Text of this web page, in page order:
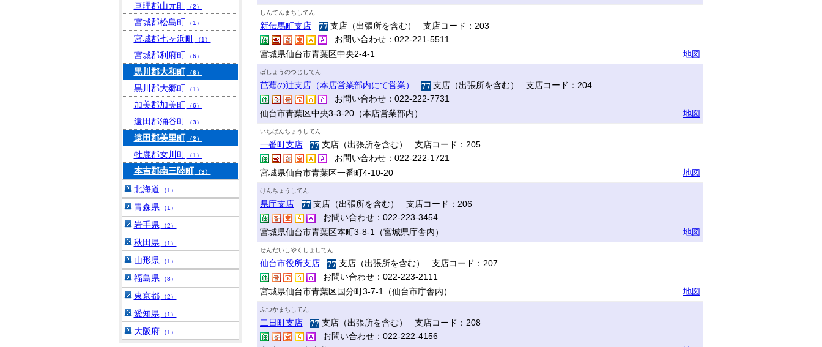
しんてんまちしてん
新伝馬町支店
支店（出張所を含む） 支店コード：203
お問い合わせ：022-221-5511
宮城県仙台市青葉区中央2-4-1
地図
ばしょうのつじしてん
芭蕉の辻支店（本店営業部内にて営業）
支店（出張所を含む） 支店コード：204
お問い合わせ：022-222-7731
仙台市青葉区中央3-3-20（本店営業部内）
地図
いちばんちょうしてん
一番町支店
支店（出張所を含む） 支店コード：205
お問い合わせ：022-222-1721
宮城県仙台市青葉区一番町4-10-20
地図
けんちょうしてん
県庁支店
支店（出張所を含む） 支店コード：206
お問い合わせ：022-223-3454
宮城県仙台市青葉区本町3-8-1（宮城県庁舎内）
地図
せんだいしやくしょしてん
仙台市役所支店
支店（出張所を含む） 支店コード：207
お問い合わせ：022-223-2111
宮城県仙台市青葉区国分町3-7-1（仙台市庁舎内）
地図
ふつかまちしてん
二日町支店
支店（出張所を含む） 支店コード：208
お問い合わせ：022-222-4156
亘理郡山元町 （2）
宮城郡松島町 （1）
宮城郡七ヶ浜町 （1）
宮城郡利府町 （6）
黒川郡大和町 （6）
黒川郡大郷町 （1）
加美郡加美町 （6）
遠田郡涌谷町 （3）
遠田郡美里町 （2）
牡鹿郡女川町 （1）
本吉郡南三陸町 （3）
北海道 （1）
青森県 （1）
岩手県 （2）
秋田県 （1）
山形県 （1）
福島県 （8）
東京都 （2）
愛知県 （1）
大阪府 （1）